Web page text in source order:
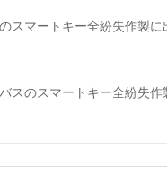
スマートキー全紛失作製に
スのスマートキー全紛失作